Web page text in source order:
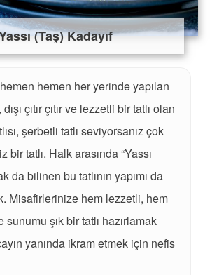
(Taş) Kadayıf
hemen her yerinde yapılan
çıtır çıtır ve lezzetli bir tatlı olan
şerbetli tatlı seviyorsanız çok
bir tatlı. Halk arasında “Yassı
da bilinen bu tatlının yapımı da
Misafirlerinize hem lezzetli, hem
sunumu şık bir tatlı hazırlamak
yanında ikram etmek için nefis